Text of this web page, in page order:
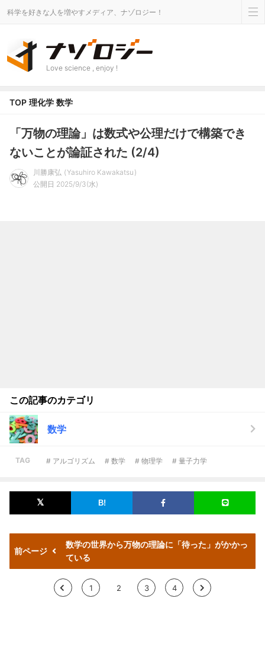
科学を好きな人を増やすメディア、ナゾロジー！
Love science , enjoy !
TOP 理化学 数学
「万物の理論」は数式や公理だけで構築でき
ないことが論証された (2/4)
川勝康弘
Yasuhiro Kawakatsu
公開日 2025/9/3(水)
この記事のカテゴリ
数学
TAG # アルゴリズム # 数学 # 物理学 # 量子力学
前ページ
数学の世界から万物の理論に「待った」がかかっ
ている
< 1 2 3 4 >